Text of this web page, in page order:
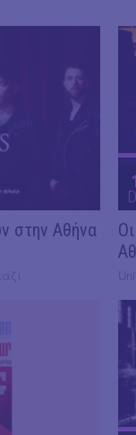
στην Αθήνα